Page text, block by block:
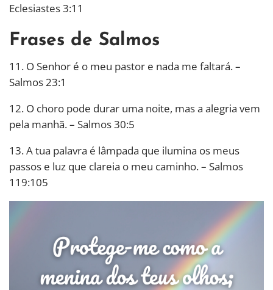
Eclesiastes 3:11
Frases de Salmos
11. O Senhor é o meu pastor e nada me faltará. –
Salmos 23:1
12. O choro pode durar uma noite, mas a alegria vem
pela manhã. – Salmos 30:5
13. A tua palavra é lâmpada que ilumina os meus
passos e luz que clareia o meu caminho. – Salmos
119:105